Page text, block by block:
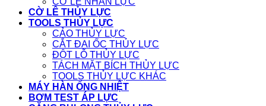
CỜ LÊ THỦY LỰC
TOOLS THỦY LỰC
CẢO THỦY LỰC
CẮT ĐAI ỐC THỦY LỰC
ĐỘT LỖ THỦY LỰC
TÁCH MẶT BÍCH THỦY LỰC
TOOLS THỦY LỰC KHÁC
MÁY HÀN ỐNG NHIỆT
BƠM TEST ÁP LỰC